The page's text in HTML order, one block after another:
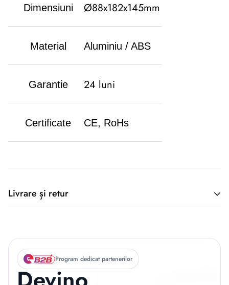
Dimensiuni Ø88x182x145mm
Material Aluminiu / ABS
Garantie 24 luni
Certificate CE, RoHs
Livrare și retur
🚚 Politica de Livrare –
EILUMINAT ELECTRICAL
Program dedicat partenerilor